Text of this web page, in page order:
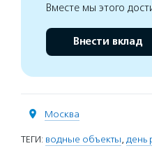
Вместе мы этого
Внести вклад
Москва
ТЕГИ: водные объекты, день